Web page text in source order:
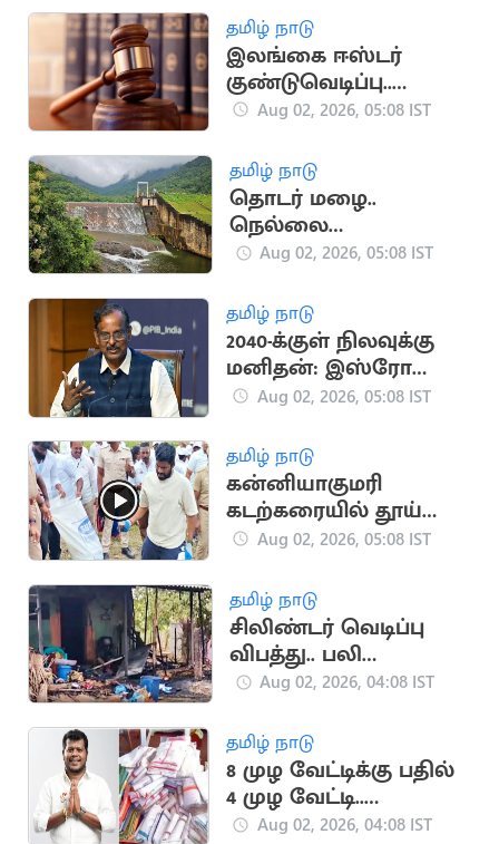
யாஷிகா ஆனந்த்
தமிழ் நாடு
இலங்கை ஈஸ்டர்
குண்டுவெடிப்பு..
காவல்துறை அதிகாரி,
செயலாளருக்கு மரண
தண்டனை
Aug 02, 2026, 05:08 IST
தமிழ் நாடு
தொடர் மழை..
நெல்லை
அணைகளின்
உயர்வு
Aug 02, 2026, 05:08 IST
தமிழ் நாடு
2040-க்குள் நிலவுக்கு
மனிதன்: இஸ்ரோ
இலக்கு
Aug 02, 2026, 05:08 IST
தமிழ் நாடு
கன்னியாகுமரி
கடற்கரையில் தூய்மை
பணி.. களத்தில்
அண்ணாமலை
Aug 02, 2026, 05:08 IST
தமிழ் நாடு
சிலிண்டர் வெடிப்பு
விபத்து.. பலி
எண்ணிக்கை 3 ஆக
Aug 02, 2026, 04:08 IST
தமிழ் நாடு
8 முழ வேட்டிக்கு பதில்
4 முழ வேட்டி..
பொங்கல் பரிசில்
Aug 02, 2026, 04:08 IST